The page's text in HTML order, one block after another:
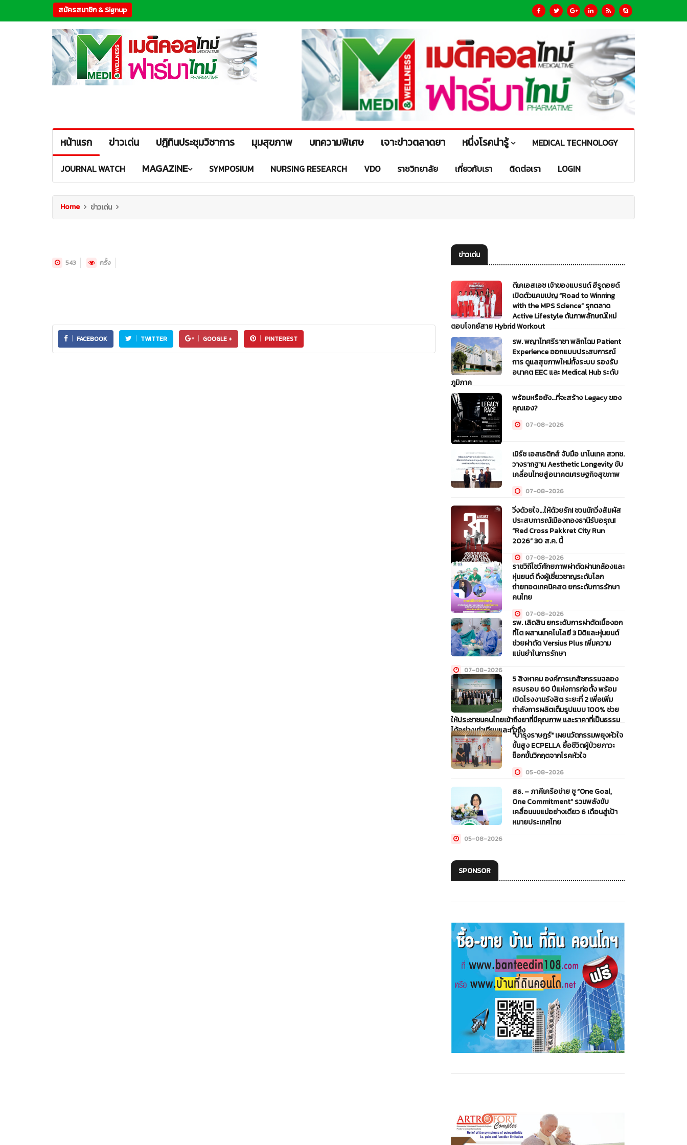
สมัครสมาชิก & Signup
หน้าแรก ข่าวเด่น ปฎิทินประชุมวิชาการ มุมสุขภาพ บทความพิเศษ เจาะข่าวตลาดยา หนึ่งโรคน่ารู้ MEDICAL TECHNOLOGY
JOURNAL WATCH MAGAZINE SYMPOSIUM NURSING RESEARCH VDO ราชวิทยาลัย เกี่ยวกับเรา ติดต่อเรา LOGIN
Home ข่าวเด่น
543 ครั้ง
FACEBOOK TWITTER GOOGLE + PINTEREST
ข่าวเด่น
ดีเคเอสเอช เจ้าของแบรนด์ ฮีรูดอยด์
เปิดตัวแคมเปญ “Road to Winning
with the MPS Science” รุกตลาด
Active Lifestyle ดันภาพลักษณ์ใหม่
ตอบโจทย์สาย Hybrid Workout
07-08-2026
รพ. พญาไทศรีราชา พลิกโฉม Patient
Experience ออกแบบประสบการณ์
การ ดูแลสุขภาพใหม่ทั้งระบบ รองรับ
อนาคต EEC และ Medical Hub ระดับ
ภูมิภาค
07-08-2026
พร้อมหรือยัง…ที่จะสร้าง Legacy ของ
คุณเอง?
07-08-2026
เมิร์ซ เอสเธติกส์ จับมือ นาโนเทค สวทช.
วางรากฐาน Aesthetic Longevity ขับ
เคลื่อนไทยสู่อนาคตเศรษฐกิจสุขภาพ
07-08-2026
วิ่งด้วยใจ...ให้ด้วยรัก! ชวนนักวิ่งสัมผัส
ประสบการณ์เมืองทองธานีรับอรุณ!
“Red Cross Pakkret City Run
2026” 30 ส.ค. นี้
07-08-2026
ราชวิถีโชว์ศักยภาพผ่าตัดผ่านกล้องและ
หุ่นยนต์ ดึงผู้เชี่ยวชาญระดับโลก
ถ่ายทอดเทคนิคสด ยกระดับการรักษา
คนไทย
07-08-2026
รพ. เลิดสิน ยกระดับการผ่าตัดเนื้องอก
ที่ไต ผสานเทคโนโลยี 3 มิติและหุ่นยนต์
ช่วยผ่าตัด Versius Plus เพิ่มความ
แม่นยำในการรักษา
07-08-2026
5 สิงหาคม องค์การเภสัชกรรมฉลอง
ครบรอบ 60 ปีแห่งการก่อตั้ง พร้อม
เปิดโรงงานรังสิต ระยะที่ 2 เพื่อเพิ่ม
กำลังการผลิตเต็มรูปแบบ 100% ช่วย
ให้ประชาชนคนไทยเข้าถึงยาที่มีคุณภาพ และราคาที่เป็นธรรม
ได้อย่างเท่าเทียมและทั่วถึง
05-08-2026
"บำรุงราษฎร์" เผยนวัตกรรมพยุงหัวใจ
ขั้นสูง ECPELLA ยื้อชีวิตผู้ป่วยภาวะ
ช็อกขั้นวิกฤตจากโรคหัวใจ
05-08-2026
สธ. – ภาคีเครือข่าย ชู “One Goal,
One Commitment” รวมพลังขับ
เคลื่อนนมแม่อย่างเดียว 6 เดือนสู่เป้า
หมายประเทศไทย
05-08-2026
SPONSOR